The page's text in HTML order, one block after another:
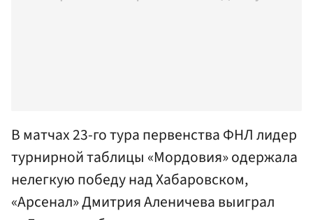
В матчах 23-го тура первенства ФНЛ лидер
турнирной таблицы «Мордовия» одержала
нелегкую победу над Хабаровском,
«Арсенал» Дмитрия Аленичева выиграл